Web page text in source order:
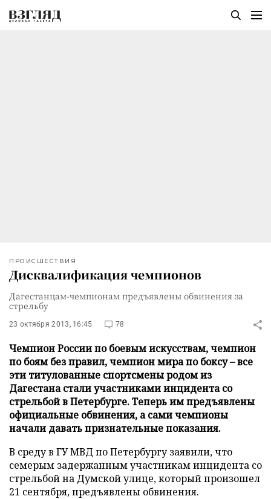
ПРОИСШЕСТВИЯ
Дисквалификация чемпионов
Дагестанцам-чемпионам предъявлены обвинения за
стрельбу
23 октября 2013, 16:45 78
Чемпион России по боевым искусствам, чемпион
по боям без правил, чемпион мира по боксу – все
эти титулованные спортсмены родом из
Дагестана стали участниками инцидента со
стрельбой в Петербурге. Теперь им предъявлены
официальные обвинения, а сами чемпионы
начали давать признательные показания.
В среду в ГУ МВД по Петербургу заявили, что
семерым задержанным участникам инцидента со
стрельбой на Думской улице, который произошел
21 сентября, предъявлены обвинения.